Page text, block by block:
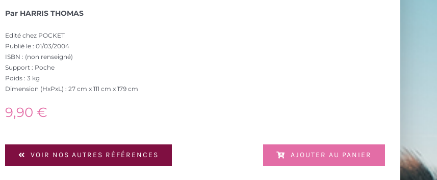
Par HARRIS THOMAS
Edité chez POCKET
Publié le : 01/03/2004
ISBN : (non renseigné)
Support : Poche
Poids : 3 kg
Dimension (HxPxL) : 27 cm x 111 cm x 179 cm
9,90€
VOIR NOS AUTRES RÉFÉRENCES AJOUTER AU PANIER